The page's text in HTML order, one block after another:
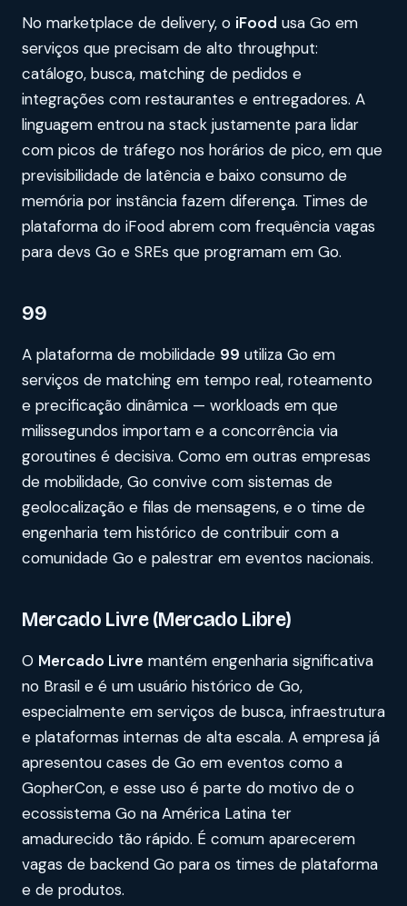
No marketplace de delivery, o iFood usa Go em
serviços que precisam de alto throughput:
catálogo, busca, matching de pedidos e
integrações com restaurantes e entregadores. A
linguagem entrou na stack justamente para lidar
com picos de tráfego nos horários de pico, em que
previsibilidade de latência e baixo consumo de
memória por instância fazem diferença. Times de
plataforma do iFood abrem com frequência vagas
para devs Go e SREs que programam em Go.
99
A plataforma de mobilidade 99 utiliza Go em
serviços de matching em tempo real, roteamento
e precificação dinâmica — workloads em que
milissegundos importam e a concorrência via
goroutines é decisiva. Como em outras empresas
de mobilidade, Go convive com sistemas de
geolocalização e filas de mensagens, e o time de
engenharia tem histórico de contribuir com a
comunidade Go e palestrar em eventos nacionais.
Mercado Livre (Mercado Libre)
O Mercado Livre mantém engenharia significativa
no Brasil e é um usuário histórico de Go,
especialmente em serviços de busca, infraestrutura
e plataformas internas de alta escala. A empresa já
apresentou cases de Go em eventos como a
GopherCon, e esse uso é parte do motivo de o
ecossistema Go na América Latina ter
amadurecido tão rápido. É comum aparecerem
vagas de backend Go para os times de plataforma
e de produtos.